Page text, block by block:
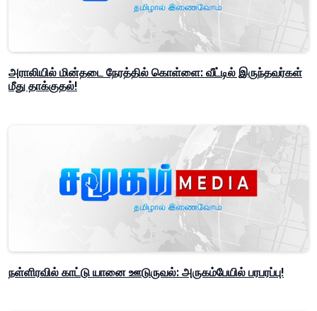
அராலியில் மின்தடை நேரத்தில் கொள்ளை: வீட்டில் இருந்தவர்கள்
மீது தாக்குதல்!
நள்ளிரவில் காட்டு யானை ஊடுருவல்: அருகம்பேயில் பரபரப்பு!